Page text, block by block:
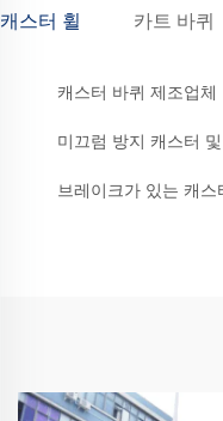
캐스터 휠 카트 바퀴
캐스터 바퀴 제조업체
미끄럼 방지 캐스터
브레이크가 있는 캐스